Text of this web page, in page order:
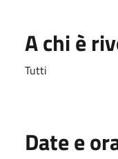
A chi è
Tutti
Date e